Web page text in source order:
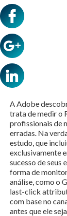
A Adobe
trata de medir o
profissionais de
erradas. Na
estudo, que
exclusivamente
sucesso de
forma de
análise, como o
last-click
com base no
antes que ele